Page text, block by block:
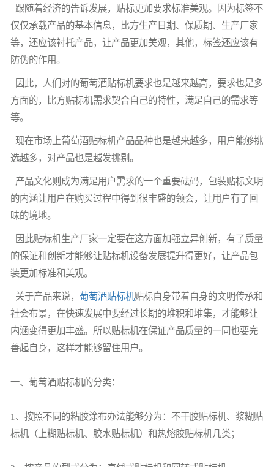
跟随着经济的告诉发展，贴标更加要求标准美观。因为标签不
仅仅承载产品的基本信息，比方生产日期、保质期、生产厂家
等，还应该衬托产品，让产品更加美观，其他，标签还应该有
防伪的作用。
因此，人们对的葡萄酒贴标机要求也是越来越高，要求也是多
方面的，比方贴标机需求契合自己的特性，满足自己的需求等
等。
现在市场上葡萄酒贴标机产品品种也是越来越多，用户能够挑
选越多，对产品也是越发挑剔。
产品文化则成为满足用户需求的一个重要砝码，包装贴标文明
的内涵让用户在购买过程中得到很丰盛的领会，让用户有了回
味的境地。
因此贴标机生产厂家一定要在这方面加强立异创新，有了质量
的保证和创新才能够让贴标机设备发展提升得更好，让产品包
装更加标准和美观。
关于产品来说， 葡萄酒贴标机贴标自身带着自身的文明传承和
社会布景，在快速发展中要经过长期的堆积和堆集，才能够让
内涵变得更加丰盛。所以贴标机在保证产品质量的一同也要完
善起自身，这样才能够留住用户。
一、 葡萄酒贴标机的分类：
1、按照不同的粘胶涂布办法能够分为：不干胶贴标机、浆糊贴
标机（上糊贴标机、胶水贴标机）和热熔胶贴标机几类；